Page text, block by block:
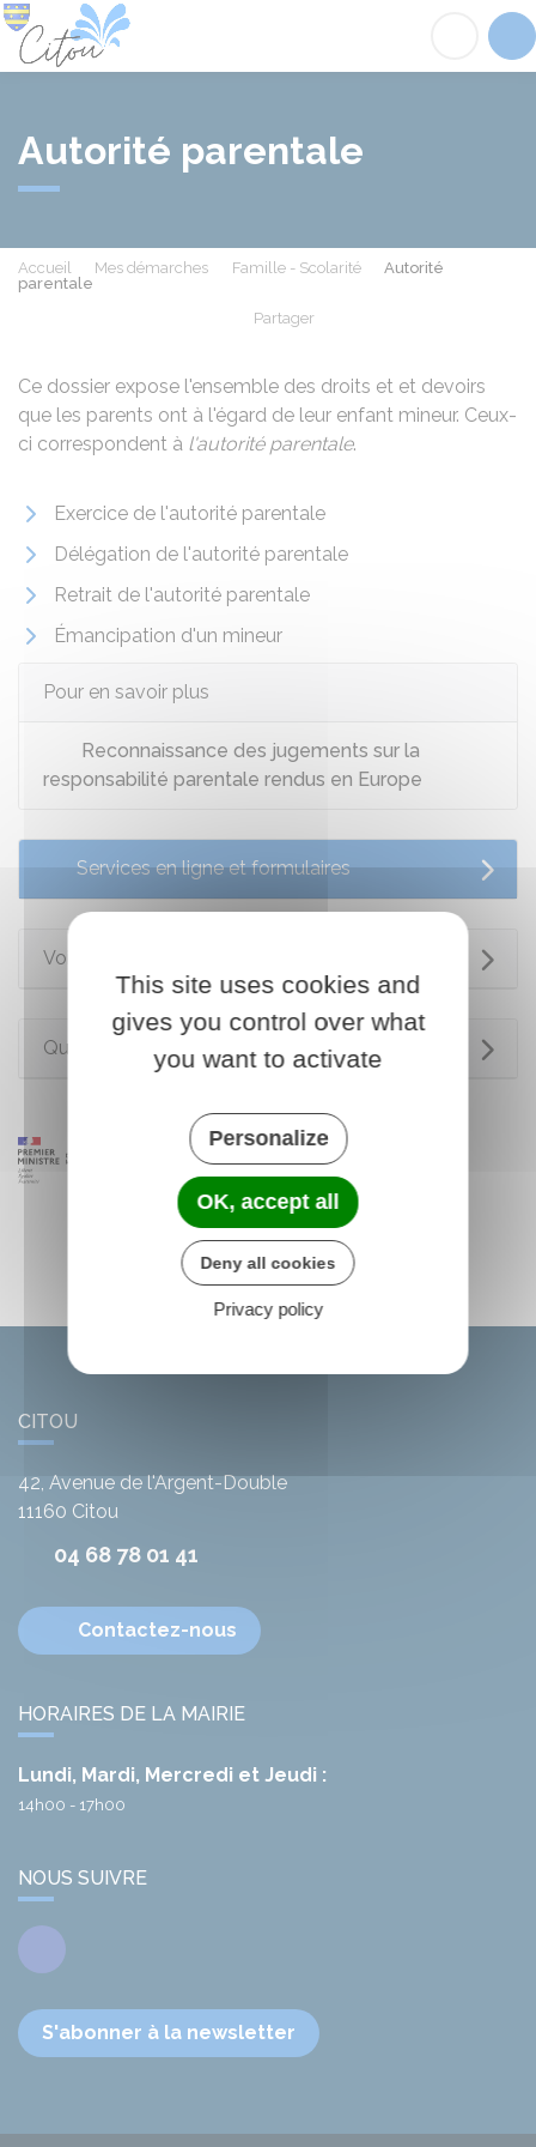
Autorité parentale
Accueil Mes démarches Famille - Scolarité
Autorité
parentale
Partager
Ce dossier expose l'ensemble des droits et et devoirs
que les parents ont à l'égard de leur enfant mineur. Ceux-
ci correspondent à l'autorité parentale.
Exercice de l'autorité parentale
Délégation de l'autorité parentale
Retrait de l'autorité parentale
Émancipation d'un mineur
Pour en savoir plus
Reconnaissance des jugements sur la
responsabilité parentale rendus en Europe
Services en ligne et formulaires
Voir aussi
Questions ? Réponses !
CITOU
42, Avenue de l'Argent-Double
11160 Citou
04 68 78 01 41
Contactez-nous
HORAIRES DE LA MAIRIE
Lundi, Mardi, Mercredi et Jeudi :
14h00 - 17h00
NOUS SUIVRE
Facebook
S'abonner à la newsletter
This site uses cookies and
gives you control over what
you want to activate
Personalize
OK, accept all
Deny all cookies
Privacy policy